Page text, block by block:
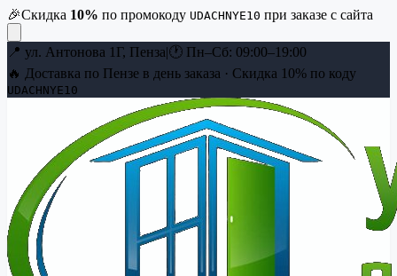
🎉Скидка 10% по промокоду UDACHNYE10 при заказе с сайта
📍 ул. Антонова 1Г, Пенза|🕐 Пн–Сб: 09:00–19:00
🔥 Доставка по Пензе в день заказа · Скидка 10% по коду
UDACHNYE10